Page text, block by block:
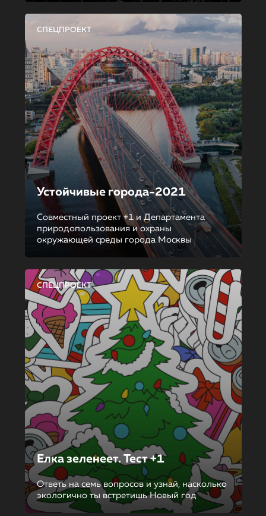
СПЕЦПРОЕКТ
Устойчивые города-2021
Совместный проект +1 и Департамента
природопользования и охраны
окружающей среды города Москвы
СПЕЦПРОЕКТ
Елка зеленеет. Тест +1
Ответь на семь вопросов и узнай, насколько
экологично ты встретишь Новый год